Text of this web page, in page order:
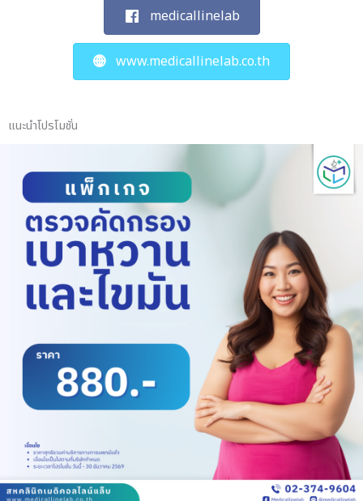
medicallinelab
www.medicallinelab.co.th
แนะนำโปรโมชั่น